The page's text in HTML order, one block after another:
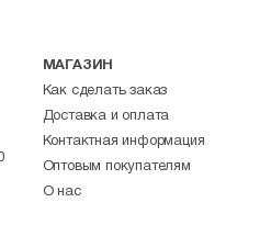
МАГАЗИН
Как сделать заказ
Доставка и оплата
Контактная информация
Оптовым покупателям
О нас